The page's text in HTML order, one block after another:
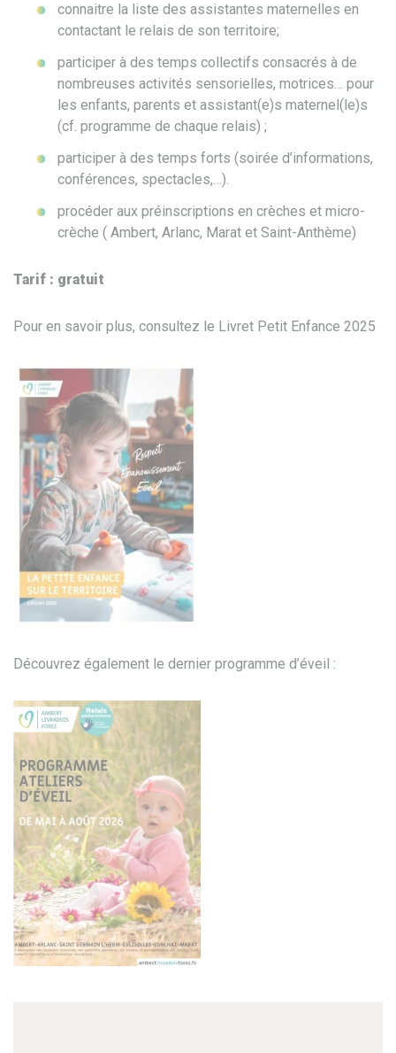
connaitre la liste des assistantes maternelles en
contactant le relais de son territoire;
participer à des temps collectifs consacrés à de
nombreuses activités sensorielles, motrices… pour
les enfants, parents et assistant(e)s maternel(le)s
(cf. programme de chaque relais) ;
participer à des temps forts (soirée d’informations,
conférences, spectacles,…).
procéder aux préinscriptions en crèches et micro-
crèche ( Ambert, Arlanc, Marat et Saint-Anthème)
Tarif : gratuit
Pour en savoir plus, consultez le Livret Petit Enfance 2025
Découvrez également le dernier programme d’éveil :